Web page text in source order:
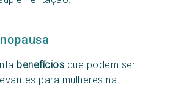
benefícios que podem ser
para mulheres na